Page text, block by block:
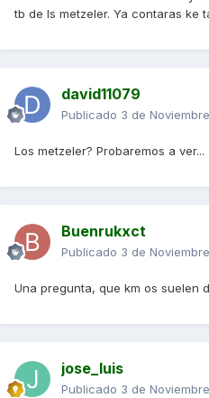
tb de ls metzeler. Ya contaras ke
david11079
Publicado 3 de
Los metzeler? Probaremos a ver...
Buenrukxct
Publicado 3 de
Una pregunta, que km os suelen
jose_luis
Publicado 3 de